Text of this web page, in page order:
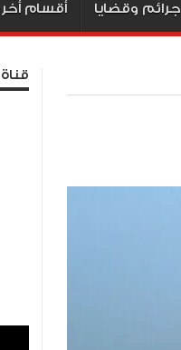
جرائم وقضايا أقسام